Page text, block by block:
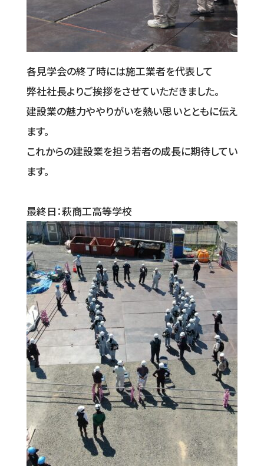
各見学会の終了時には施工業者を代表して
弊社社長よりご挨拶をさせていただきました。
建設業の魅力ややりがいを熱い思いとともに伝え
ます。
これからの建設業を担う若者の成長に期待してい
ます。
最終日：萩商工高等学校